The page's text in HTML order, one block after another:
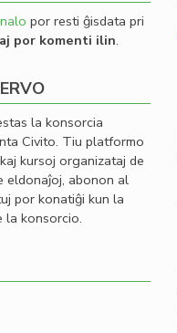
por resti ĝisdata pri
por komenti ilin.
la konsorcia
Civito. Tiu platformo
kursoj organizataj de
eldonaĵoj, abonon al
por konatiĝi kun la
la konsorcio.